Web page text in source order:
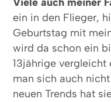
ein in den Flieger,
Geburtstag mit
wird da schon ein
13jährige
man sich auch
neuen Trends hat